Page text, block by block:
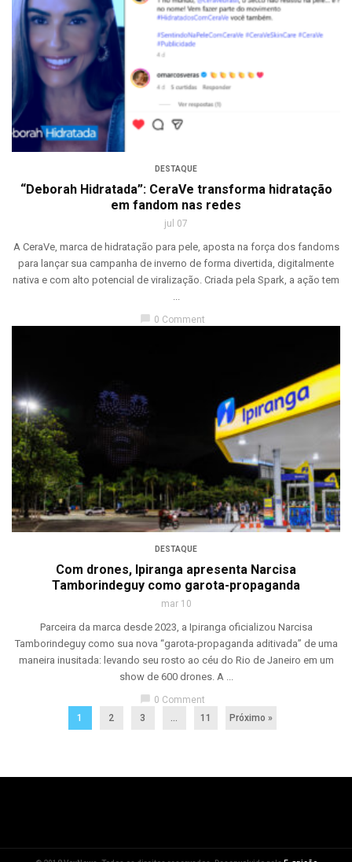
DESTAQUE
“Deborah Hidratada”: CeraVe transforma hidratação
em fandom nas redes
jul 07
A CeraVe, marca de hidratação para pele, aposta na força dos fandoms
para lançar sua campanha de inverno de forma divertida, digitalmente
nativa e com alto potencial de viralização. Criada pela Spark, a ação tem
...
chat_bubble 0 Comment
DESTAQUE
Com drones, Ipiranga apresenta Narcisa
Tamborindeguy como garota-propaganda
mar 10
Parceira da marca desde 2023, a Ipiranga oficializou Narcisa
Tamborindeguy como sua nova “garota-propaganda aditivada” de uma
maneira inusitada: levando seu rosto ao céu do Rio de Janeiro em um
show de 600 drones. A ...
0 Comment
1
2 3 11 Próximo »